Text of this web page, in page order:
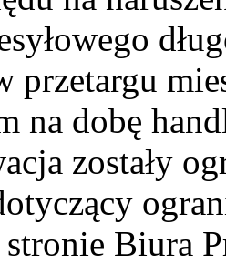
przetargu
na dobę
zostały
stronie Biura